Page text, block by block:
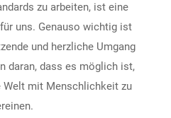
zu arbeiten, ist eine
uns. Genauso wichtig ist
und herzliche Umgang
daran, dass es möglich ist,
mit Menschlichkeit zu